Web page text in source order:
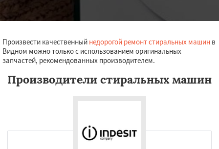
Произвести качественный недорогой ремонт стиральных машин в
Видном можно только с использованием оригинальных
запчастей, рекомендованных производителем.
Производители стиральных машин